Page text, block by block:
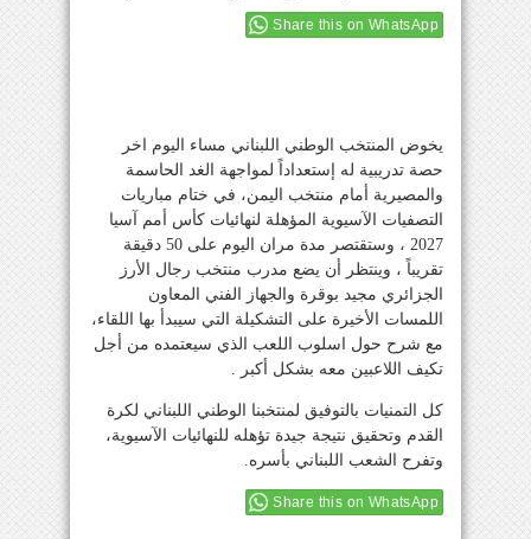
Share this on WhatsApp
يخوض المنتخب الوطني اللبناني مساء اليوم اخر
حصة تدريبية له إستعداداً لمواجهة الغد الحاسمة
والمصيرية أمام منتخب اليمن، في ختام مباريات
التصفيات الآسيوية المؤهلة لنهائيات كأس أمم آسيا
2027 ، وستقتصر مدة مران اليوم على 50 دقيقة
تقريباً ، وينتظر أن يضع مدرب منتخب رجال الأرز
الجزائري مجيد بوقرة والجهاز الفني المعاون
اللمسات الأخيرة على التشكيلة التي سيبدأ بها اللقاء،
مع شرح حول اسلوب اللعب الذي سيعتمده من أجل
تكيف اللاعبين معه بشكل أكبر .
كل التمنيات بالتوفيق لمنتخبنا الوطني اللبناني لكرة
القدم وتحقيق نتيجة جيدة تؤهله للنهائيات الآسيوية،
وتفرح الشعب اللبناني بأسره.
Share this on WhatsApp